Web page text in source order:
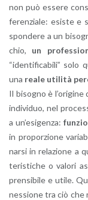
non può es­se­re
fe­ren­zia­le: esi­ste e
spon­de­re a un
chio, un
“iden­ti­fi­ca­bi­li” solo
una reale uti­li­tà
Il bi­so­gno è
in­di­vi­duo, nel
a un’e­si­gen­za:
in pro­por­zio­ne
nar­si in re­la­zio­ne a
te­ri­sti­che o va­lo­ri
pren­si­bi­le e utile.
nes­sio­ne tra ciò che